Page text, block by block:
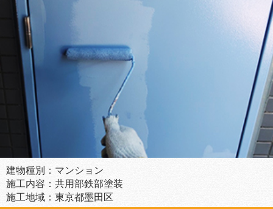
建物種別：マンション
施工内容：共用部鉄部塗装
施工地域：東京都墨田区